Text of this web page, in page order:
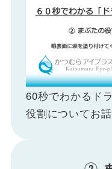
60秒でわかるド
役割についてお話